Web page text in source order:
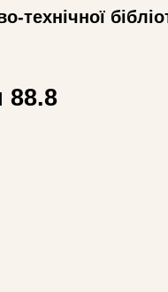
технічної
88.8